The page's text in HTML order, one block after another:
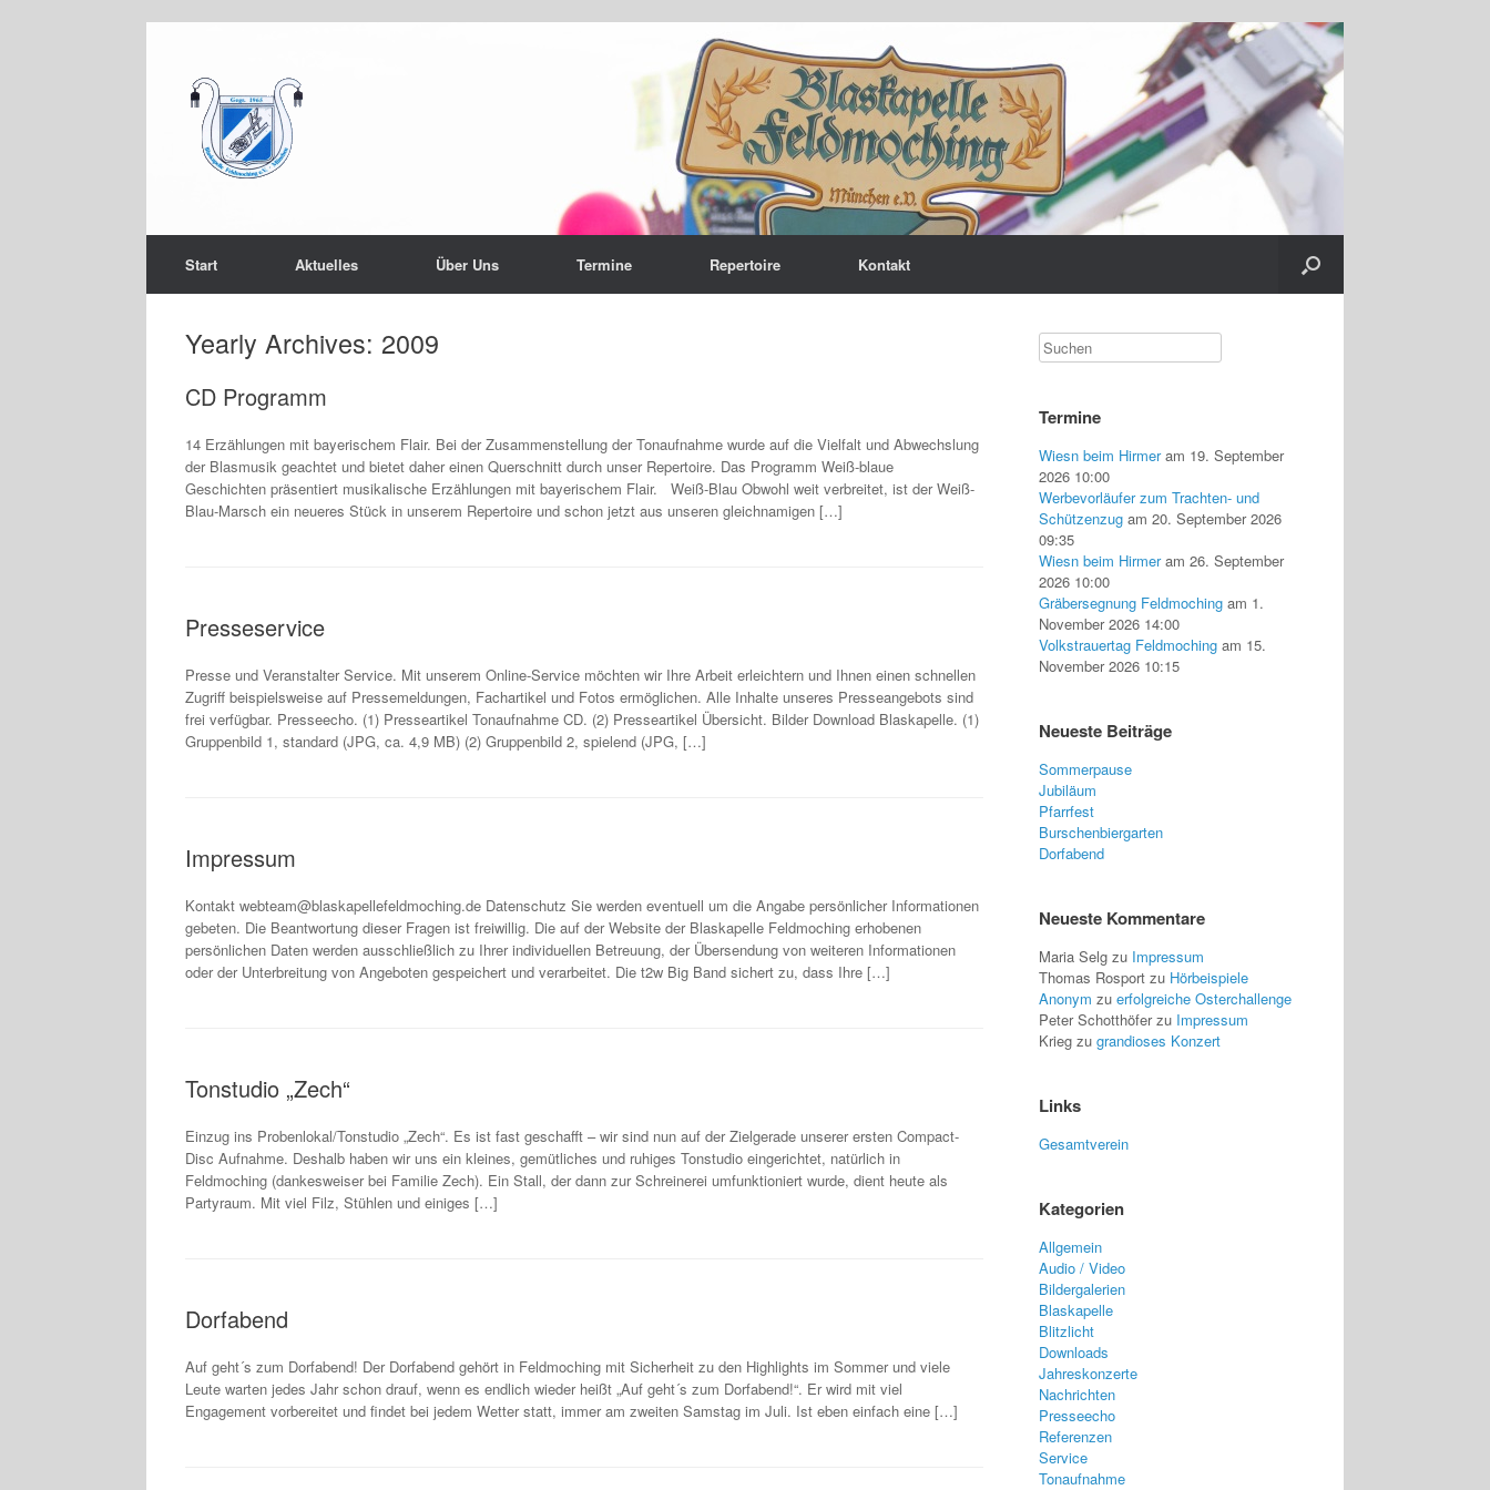
Start Aktuelles Über Uns Termine Repertoire Kontakt
Yearly Archives: 2009
CD Programm
14 Erzählungen mit bayerischem Flair. Bei der Zusammenstellung der Tonaufnahme wurde auf die Vielfalt und Abwechslung
der Blasmusik geachtet und bietet daher einen Querschnitt durch unser Repertoire. Das Programm Weiß-blaue
Geschichten präsentiert musikalische Erzählungen mit bayerischem Flair. Weiß-Blau Obwohl weit verbreitet, ist der Weiß-
Blau-Marsch ein neueres Stück in unserem Repertoire und schon jetzt aus unseren gleichnamigen […]
Presseservice
Presse und Veranstalter Service. Mit unserem Online-Service möchten wir Ihre Arbeit erleichtern und Ihnen einen schnellen
Zugriff beispielsweise auf Pressemeldungen, Fachartikel und Fotos ermöglichen. Alle Inhalte unseres Presseangebots sind
frei verfügbar. Presseecho. (1) Presseartikel Tonaufnahme CD. (2) Presseartikel Übersicht. Bilder Download Blaskapelle. (1)
Gruppenbild 1, standard (JPG, ca. 4,9 MB) (2) Gruppenbild 2, spielend (JPG, […]
Impressum
Kontakt webteam@blaskapellefeldmoching.de Datenschutz Sie werden eventuell um die Angabe persönlicher Informationen
gebeten. Die Beantwortung dieser Fragen ist freiwillig. Die auf der Website der Blaskapelle Feldmoching erhobenen
persönlichen Daten werden ausschließlich zu Ihrer individuellen Betreuung, der Übersendung von weiteren Informationen
oder der Unterbreitung von Angeboten gespeichert und verarbeitet. Die t2w Big Band sichert zu, dass Ihre […]
Tonstudio „Zech“
Einzug ins Probenlokal/Tonstudio „Zech“. Es ist fast geschafft – wir sind nun auf der Zielgerade unserer ersten Compact-
Disc Aufnahme. Deshalb haben wir uns ein kleines, gemütliches und ruhiges Tonstudio eingerichtet, natürlich in
Feldmoching (dankesweiser bei Familie Zech). Ein Stall, der dann zur Schreinerei umfunktioniert wurde, dient heute als
Partyraum. Mit viel Filz, Stühlen und einiges […]
Dorfabend
Auf geht´s zum Dorfabend! Der Dorfabend gehört in Feldmoching mit Sicherheit zu den Highlights im Sommer und viele
Leute warten jedes Jahr schon drauf, wenn es endlich wieder heißt „Auf geht´s zum Dorfabend!“. Er wird mit viel
Engagement vorbereitet und findet bei jedem Wetter statt, immer am zweiten Samstag im Juli. Ist eben einfach eine […]
Termine
Wiesn beim Hirmeram 19. September
2026 10:00
Werbevorläufer zum Trachten- und
Schützenzug am 20. September 2026
09:35
Wiesn beim Hirmeram 26. September
2026 10:00
Gräbersegnung Feldmoching am 1.
November 2026 14:00
Volkstrauertag Feldmoching am 15.
November 2026 10:15
Neueste Beiträge
Sommerpause
Jubiläum
Pfarrfest
Burschenbiergarten
Dorfabend
Neueste Kommentare
Maria Selg zu Impressum
Thomas Rosport zu Hörbeispiele
Anonym zuerfolgreiche Osterchallenge
Peter Schotthöferzu Impressum
Krieg zugrandioses Konzert
Links
Gesamtverein
Kategorien
Allgemein
Audio / Video
Bildergalerien
Blaskapelle
Blitzlicht
Downloads
Jahreskonzerte
Nachrichten
Presseecho
Referenzen
Service
Tonaufnahme